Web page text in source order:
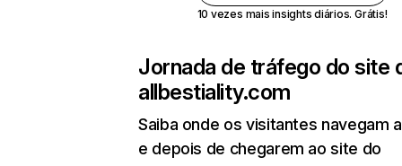
10 vezes mais insights diários. Grátis!
Jornada de tráfego do site
allbestiality.com
Saiba onde os visitantes navegam
e depois de chegarem ao site do